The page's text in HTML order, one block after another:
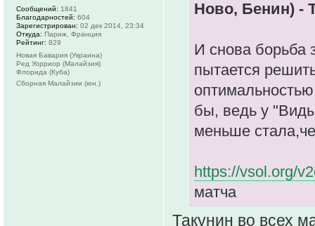
Ново, Бенин) -
И снова борьба
пытается
бы, ведь у
меньше
https://vsol.org/
матча
Такунин во всех
Сообщений: 1841
Благодарностей: 604
Зарегистрирован: 02 дек 2014, 23:34
Откуда: Париж, Франция
Рейтинг: 829
Новая Бавария (Украина)
Ред Уорриор (Малайзия)
Флорида (Куба)
Сборная Малайзии (юн.)